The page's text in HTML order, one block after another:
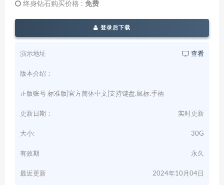
终身钻石购买价格 : 免费
登录后下载
演示地址 查看
版本介绍：
正版账号 标准版|官方简体中文|支持键盘.鼠标.手柄
更新日期： 实时更新
大小: 30G
有效期 永久
最近更新 2024年10月04日